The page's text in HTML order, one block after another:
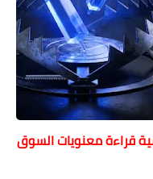
قراءة معنويات السوق